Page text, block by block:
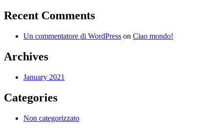
Recent Comments
Un commentatore di WordPress on Ciao mondo!
Archives
January 2021
Categories
Non categorizzato